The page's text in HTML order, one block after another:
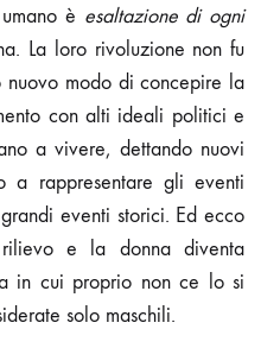
è esaltazione di ogni
La loro rivoluzione non fu
modo di concepire la
con alti ideali politici e
a vivere, dettando nuovi
a rappresentare gli eventi
eventi storici. Ed ecco
e la donna diventa
in cui proprio non ce lo si
solo maschili.